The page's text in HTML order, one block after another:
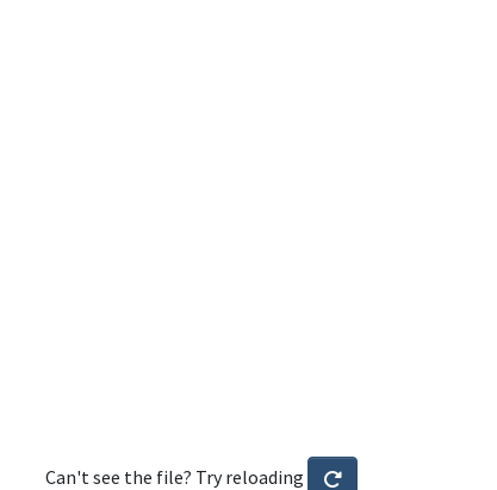
Can't see the file? Try reloading